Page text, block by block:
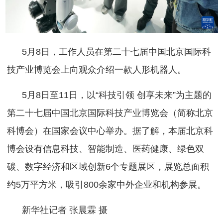
5月8日，工作人员在第二十七届中国北京国际科
技产业博览会上向观众介绍一款人形机器人。
5月8日至11日，以“科技引领 创享未来”为主题的
第二十七届中国北京国际科技产业博览会（简称北京
科博会）在国家会议中心举办。据了解，本届北京科
博会设有信息科技、智能制造、医药健康、绿色双
碳、数字经济和区域创新6个专题展区，展览总面积
约5万平方米，吸引800余家中外企业和机构参展。
新华社记者 张晨霖 摄